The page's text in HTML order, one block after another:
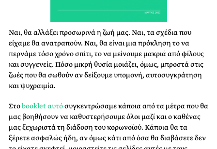
Ναι, θα αλλάξει προσωρινά η ζωή μας. Ναι, τα σχέδια που
είχαμε θα ανατραπούν. Ναι, θα είναι μια πρόκληση το να
περνάμε τόσο χρόνο σπίτι, το να μείνουμε μακριά από φίλους
και συγγενείς. Πόσο μικρή θυσία μοιάζει, όμως, μπροστά στις
ζωές που θα σωθούν αν δείξουμε υπομονή, αυτοσυγκράτηση
και ψυχραιμία.
Στοbooklet αυτόσυγκεντρώσαμε κάποια από τα μέτρα που θα
μας βοηθήσουν να καθυστερήσουμε όλοι μαζί και ο καθένας
μας ξεχωριστά τη διάδοση του κορωνοϊού. Κάποια θα τα
ξέρετε ασφαλώς ήδη, αν όμως κάτι από όσα θα διαβάσετε δεν